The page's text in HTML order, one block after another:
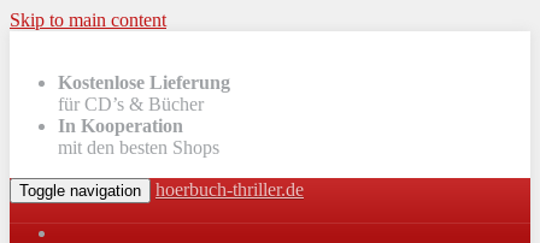
Skip to main content
Kostenlose Lieferung
für CD’s & Bücher
In Kooperation
mit den besten Shops
Toggle navigation hoerbuch-thriller.de